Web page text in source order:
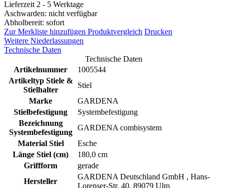
Lieferzeit 2 - 5 Werktage
Aschwarden: nicht verfügbar
Abholbereit: sofort
Zur Merkliste hinzufügen Produktvergleich Drucken
Weitere Niederlassungen
Technische Daten
Technische Daten
Artikelnummer
1005544
Artikeltyp Stiele &
Stielhalter
Stiel
Marke
GARDENA
Stielbefestigung
Systembefestigung
Bezeichnung
Systembefestigung
GARDENA combisystem
Material Stiel
Esche
Länge Stiel (cm)
180,0 cm
Griffform
gerade
Hersteller
GARDENA Deutschland GmbH , Hans-
Lorenser-Str. 40, 89079 Ulm